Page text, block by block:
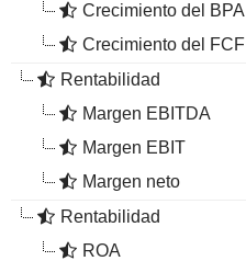
Crecimiento del BPA
Crecimiento del FCF
Rentabilidad
Margen EBITDA
Margen EBIT
Margen neto
Rentabilidad
ROA